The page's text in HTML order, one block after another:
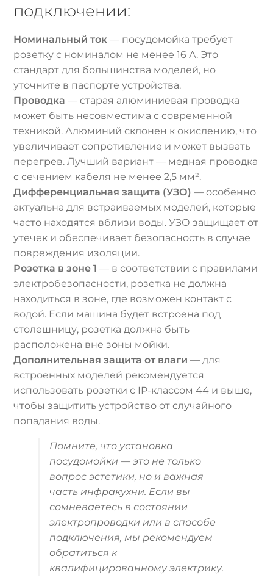
подключении:
Номинальный ток — посудомойка требует
розетку с номиналом не менее 16 А. Это
стандарт для большинства моделей, но
уточните в паспорте устройства.
Проводка — старая алюминиевая проводка
может быть несовместима с современной
техникой. Алюминий склонен к окислению, что
увеличивает сопротивление и может вызвать
перегрев. Лучший вариант — медная проводка
с сечением кабеля не менее 2,5 мм².
Дифференциальная защита (УЗО) — особенно
актуальна для встраиваемых моделей, которые
часто находятся вблизи воды. УЗО защищает от
утечек и обеспечивает безопасность в случае
повреждения изоляции.
Розетка в зоне 1 — в соответствии с правилами
электробезопасности, розетка не должна
находиться в зоне, где возможен контакт с
водой. Если машина будет встроена под
столешницу, розетка должна быть
расположена вне зоны мойки.
Дополнительная защита от влаги — для
встроенных моделей рекомендуется
использовать розетки с IP-классом 44 и выше,
чтобы защитить устройство от случайного
попадания воды.
Помните, что установка
посудомойки — это не только
вопрос эстетики, но и важная
часть инфракухни. Если вы
сомневаетесь в состоянии
электропроводки или в способе
подключения, мы рекомендуем
обратиться к
квалифицированному электрику.